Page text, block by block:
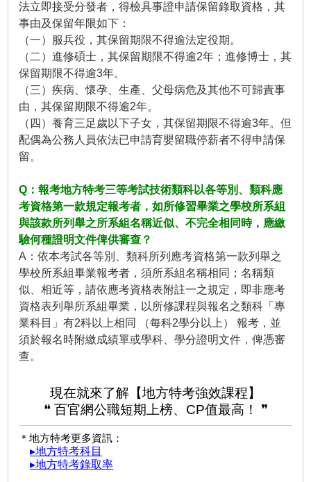
法立即接受分發者，得檢具事證申請保留錄取資格，其
事由及保留年限如下：
（一）服兵役，其保留期限不得逾法定役期。
（二）進修碩士，其保留期限不得逾2年；進修博士，其
保留期限不得逾3年。
（三）疾病、懷孕、生產、父母病危及其他不可歸責事
由，其保留期限不得逾2年。
（四）養育三足歲以下子女，其保留期限不得逾3年。但
配偶為公務人員依法已申請育嬰留職停薪者不得申請保
留。
Q：報考地方特考三等考試技術類科以各等別、類科應
考資格第一款規定報考者，如所修習畢業之學校所系組
與該款所列舉之所系組名稱近似、不完全相同時，應繳
驗何種證明文件俾供審查？
A：依本考試各等別、類科所列應考資格第一款列舉之
學校所系組畢業報考者，須所系組名稱相同；名稱類
似、相近等，請依應考資格表附註一之規定，即非應考
資格表列舉所系組畢業，以所修課程與報名之類科「專
業科目」有2科以上相同 （每科2學分以上） 報考，並
須於報名時附繳成績單或學科、學分證明文件，俾憑審
查。
現在就來了解【地方特考強效課程】
❝ 百官網公職短期上榜、CP值最高！ ❞
＊地方特考更多資訊：
▸地方特考科目
▸地方特考錄取率